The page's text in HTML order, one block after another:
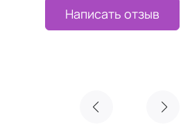
Написать отзыв